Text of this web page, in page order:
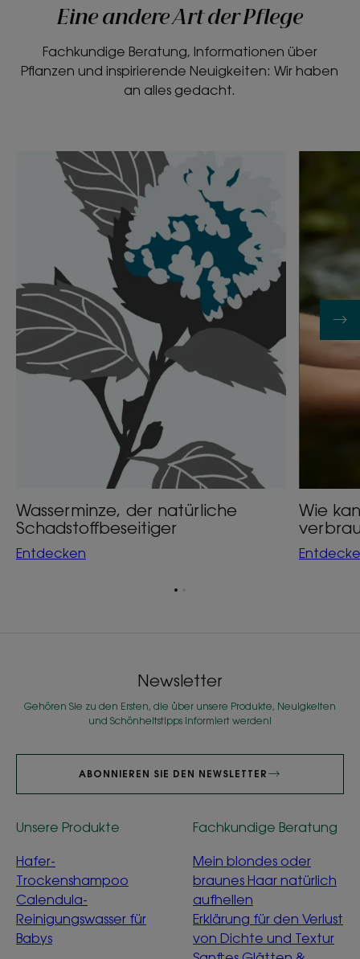
Eine andere Art der Pflege
Fachkundige Beratung, Informationen über
Pflanzen und inspirierende Neuigkeiten: Wir haben
an alles gedacht.
Entdecken
Wasserminze,
Schadstoffbeseitiger
Wasserminze, der natürliche
Schadstoffbeseitiger
Entdecken
weniger
Wasser
Wie
Zum
Newsletter
Gehören Sie zu den Ersten, die über unsere Produkte, Neuigkeiten
und Schönheitstipps informiert werden!
ABONNIEREN SIE DEN NEWSLETTER
Unsere Produkte
Hafer-
Trockenshampoo
Calendula-
Reinigungswasser für
Babys
Fachkundige Beratung
Mein blondes oder
braunes Haar natürlich
aufhellen
Erklärung für den Verlust
von Dichte und Textur